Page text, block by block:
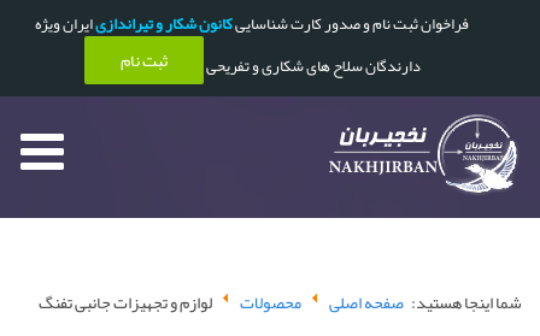
فراخوان ثبت نام و صدور کارت شناساییکانون شکار و تیراندازیایران ویژه
دارندگان سلاح های شکاری و تفریحی
ثبت نام
شما اینجا هستید: صفحه اصلی محصولات لوازم و تجهیزات جانبی تفنگ